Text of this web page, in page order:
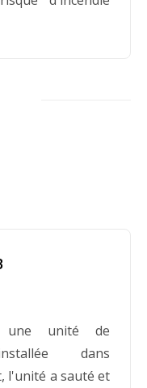
le moteur
pour les
une unité de
dans
l'unité a sauté et